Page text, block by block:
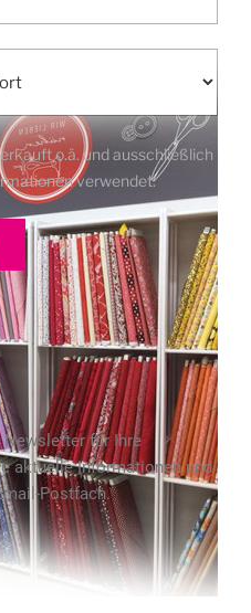
o.ä. und ausschließlich
verwendet.
für Ihre
aktuelle Informationen und
Postfach.